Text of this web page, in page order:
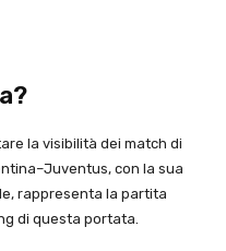
la visibilità dei match di
con la sua
rappresenta la partita
di questa portata.